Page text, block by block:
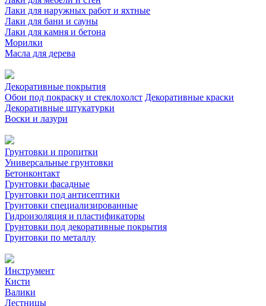
Лаки для наружных работ и яхтные
Лаки для бани и сауны
Лаки для камня и бетона
Морилки
Масла для дерева
Декоративные покрытия
Обои под покраску и стеклохолст Декоративные краски
Декоративные штукатурки
Воски и лазури
Грунтовки и пропитки
Универсальные грунтовки
Бетонконтакт
Грунтовки фасадные
Грунтовки под антисептики
Грунтовки специализированные
Гидроизоляция и пластификаторы
Грунтовки под декоративные покрытия
Грунтовки по металлу
Инструмент
Кисти
Валики
Лестницы